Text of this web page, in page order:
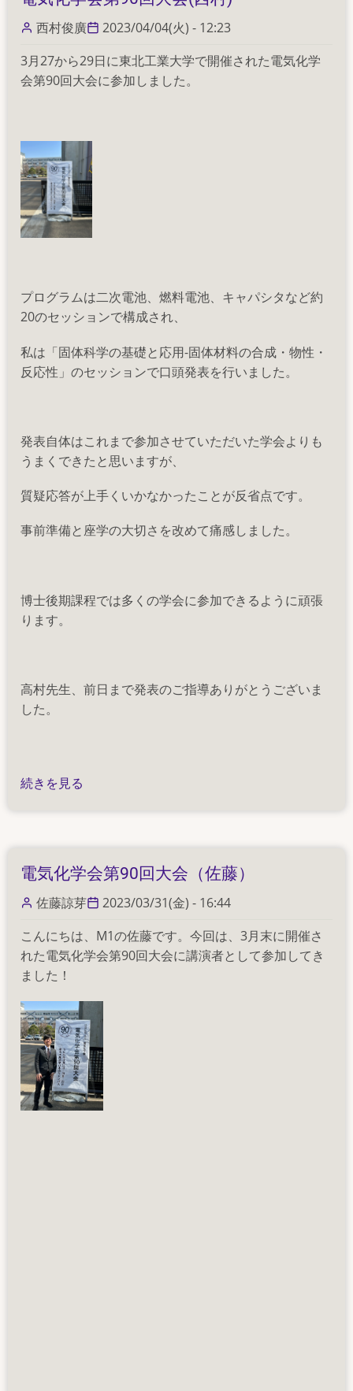
添)
の 西村俊廣
2023/04/04(火) - 12:23
3月27から29日に東北工業大学で開催された電気化学
会第90回大会に参加しました。
プログラムは二次電池、燃料電池、キャパシタなど約
20のセッションで構成され、
私は「固体科学の基礎と応用-固体材料の合成・物性・
反応性」のセッションで口頭発表を行いました。
発表自体はこれまで参加させていただいた学会よりも
うまくできたと思いますが、
質疑応答が上手くいかなかったことが反省点です。
事前準備と座学の大切さを改めて痛感しました。
博士後期課程では多くの学会に参加できるように頑張
ります。
高村先生、前日まで発表のご指導ありがとうございま
した。
電
会
第
90
大
会
(西
村)
の
続きを見る
電気化学会第90回大会（佐藤）
佐藤諒芽
2023/03/31(金) - 16:44
こんにちは、M1の佐藤です。今回は、3月末に開催さ
れた電気化学会第90回大会に講演者として参加してき
ました！